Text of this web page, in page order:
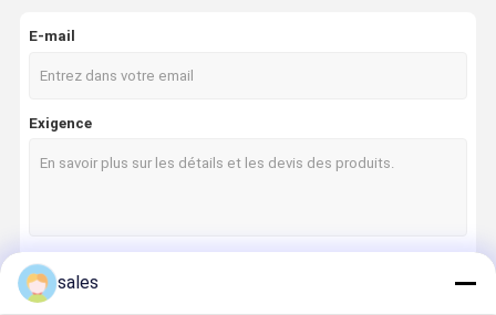
E-mail
Exigence
sales